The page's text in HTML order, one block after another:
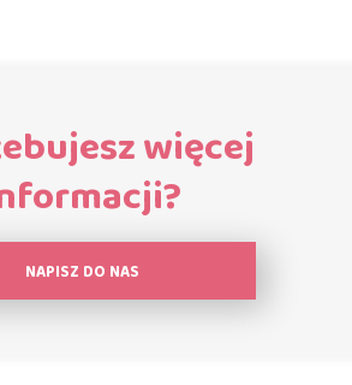
więcej
NAPISZ DO NAS